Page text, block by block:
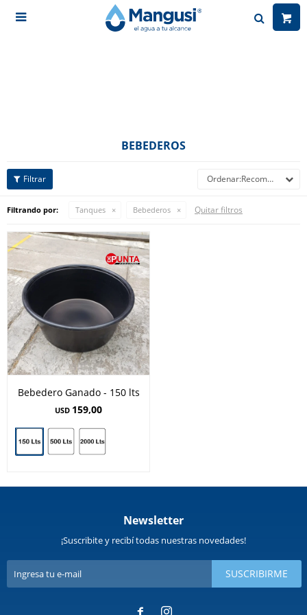

BEBEDEROS
Recomendados
Filtrando por: Tanques Bebederos Quitar filtros
Bebedero Ganado - 150 lts
USD 159,00
Newsletter
¡Suscribite y recibí todas nuestras novedades!
SUSCRIBIRME
 